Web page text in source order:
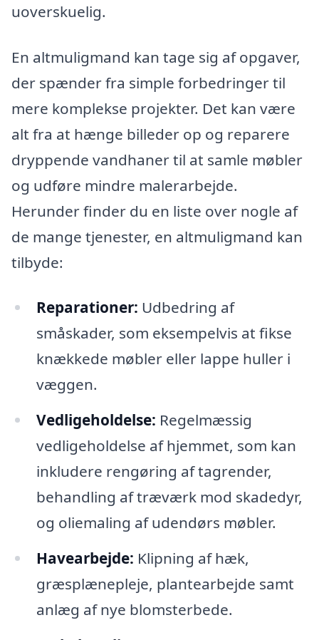
uoverskuelig.
En altmuligmand kan tage sig af opgaver,
der spænder fra simple forbedringer til
mere komplekse projekter. Det kan være
alt fra at hænge billeder op og reparere
dryppende vandhaner til at samle møbler
og udføre mindre malerarbejde.
Herunder finder du en liste over nogle af
de mange tjenester, en altmuligmand kan
tilbyde:
Reparationer: Udbedring af
småskader, som eksempelvis at fikse
knækkede møbler eller lappe huller i
væggen.
Vedligeholdelse: Regelmæssig
vedligeholdelse af hjemmet, som kan
inkludere rengøring af tagrender,
behandling af træværk mod skadedyr,
og oliemaling af udendørs møbler.
Havearbejde: Klipning af hæk,
græsplænepleje, plantearbejde samt
anlæg af nye blomsterbede.